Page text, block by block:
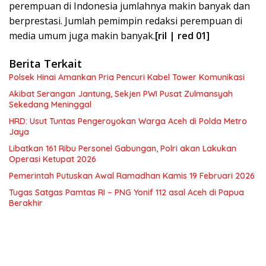
perempuan di Indonesia jumlahnya makin banyak dan
berprestasi. Jumlah pemimpin redaksi perempuan di
media umum juga makin banyak.[ril | red 01]
Berita Terkait
Polsek Hinai Amankan Pria Pencuri Kabel Tower Komunikasi
Akibat Serangan Jantung, Sekjen PWI Pusat Zulmansyah
Sekedang Meninggal
HRD: Usut Tuntas Pengeroyokan Warga Aceh di Polda Metro
Jaya
Libatkan 161 Ribu Personel Gabungan, Polri akan Lakukan
Operasi Ketupat 2026
Pemerintah Putuskan Awal Ramadhan Kamis 19 Februari 2026
Tugas Satgas Pamtas RI – PNG Yonif 112 asal Aceh di Papua
Berakhir